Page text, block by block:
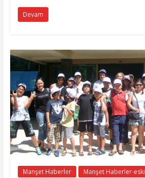
Devam
Manşet Haberler Manşet Haberler-eski